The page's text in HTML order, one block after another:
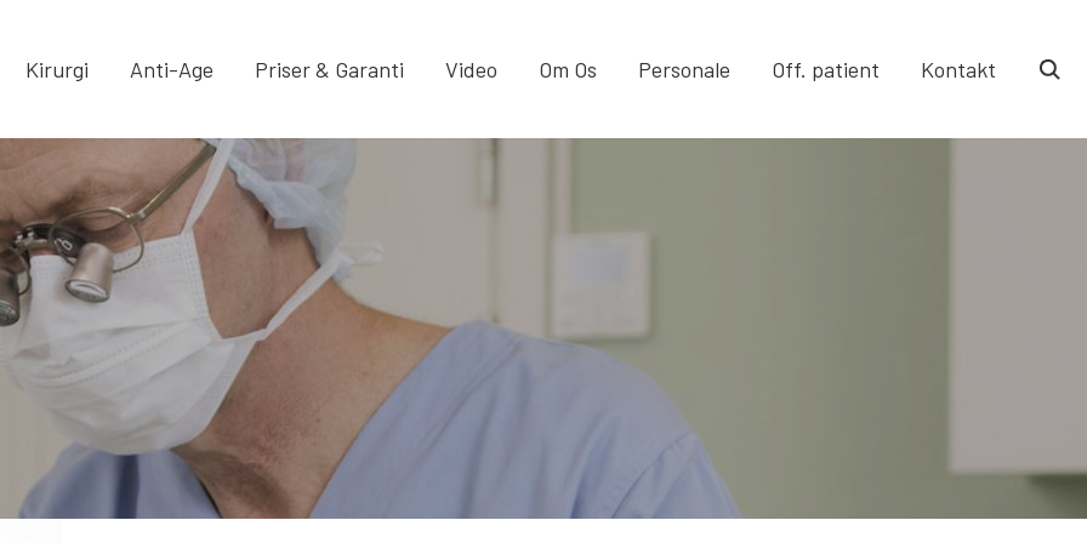
Kirurgi Anti-Age Priser & Garanti Video Om Os Personale Off. patient Kontakt